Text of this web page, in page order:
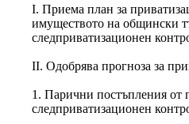
І. Приема план за
имуществото на общински
следприватизационен
ІІ. Одобрява прогноза за
1. Парични постъпления от
следприватизационен